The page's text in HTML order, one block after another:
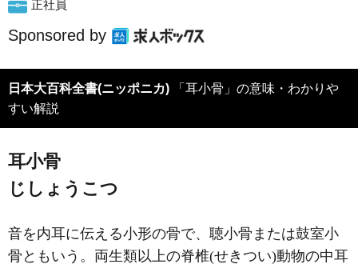
正社員
Sponsored by
日本大百科全書(ニッポニカ)
すい解説
耳小骨
じしょうこつ
音を内耳に伝える小形の骨で、聴小骨または鼓室小
骨ともいう。両生類以上の脊椎(せきつい)動物の中耳